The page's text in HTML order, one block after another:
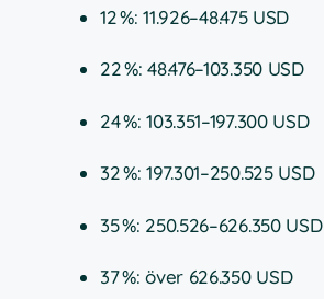
12 %: 11.926–48.475 USD
22 %: 48.476–103.350 USD
24 %: 103.351–197.300 USD
32 %: 197.301–250.525 USD
35 %: 250.526–626.350 USD
37 %: över 626.350 USD